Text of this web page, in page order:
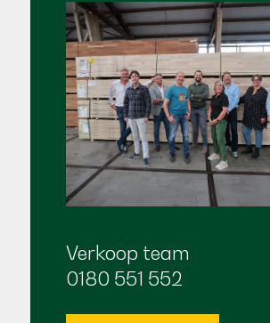
Verkoop team
0180 551 552